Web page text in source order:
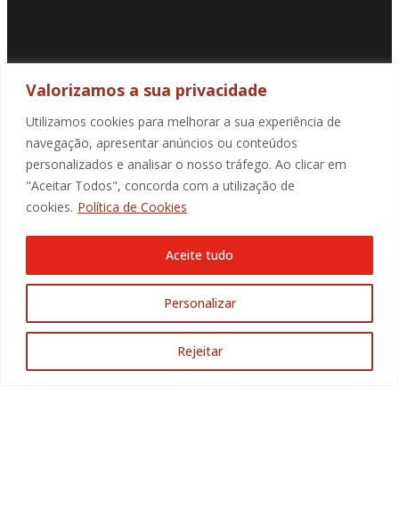
Valorizamos a sua privacidade
Utilizamos cookies para melhorar a sua experiência de
navegação, apresentar anúncios ou conteúdos
personalizados e analisar o nosso tráfego. Ao clicar em
"Aceitar Todos", concorda com a utilização de
cookies. Política de Cookies
Personalizar
Rejeitar
Aceite tudo
SUBSCREVA A NOSSA NEWSLETTER
E-mail
Ao marcar a caixa de verificação, autorizo de forma
explícita livre, informada e especificada, a recolha e
tratamento dos meus dados pessoais para receber
Politica de Privacidade